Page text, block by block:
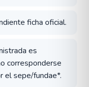
ficha oficial.
es
corresponderse
el sepe/fundae*.